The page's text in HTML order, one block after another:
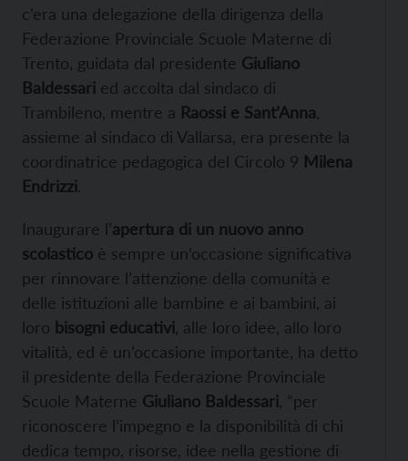
c’era una delegazione della dirigenza della
Federazione Provinciale Scuole Materne di
Trento, guidata dal presidente Giuliano
Baldessari ed accolta dal sindaco di
Trambileno, mentre a Raossi e Sant’Anna
assieme al sindaco di Vallarsa, era presente la
coordinatrice pedagogica del Circolo 9 Milena
Endrizzi.
Inaugurare l’apertura di un nuovo anno
scolastico è sempre un’occasione significativa
per rinnovare l’attenzione della comunità e
delle istituzioni alle bambine e ai bambini, ai
loro bisogni educativi , alle loro idee, allo loro
vitalità, ed è un’occasione importante, ha detto
il presidente della Federazione Provinciale
Scuole Materne Giuliano Baldessari , “per
riconoscere l’impegno e la disponibilità di chi
dedica tempo, risorse, idee nella gestione di